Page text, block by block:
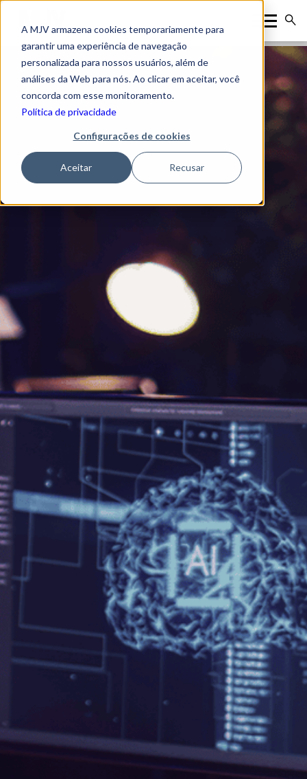
A MJV armazena cookies temporariamente para
garantir uma experiência de navegação
personalizada para nossos usuários, além de
análises da Web para nós. Ao clicar em aceitar, você
concorda com esse monitoramento.
Política de privacidade
Configurações de cookies
Aceitar Recusar